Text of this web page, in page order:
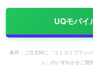
UQモバイ
条件：ご注文時に「コミコミプラン
ン」のいずれかをご